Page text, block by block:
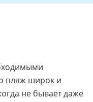
пляж широк и
не бывает даже